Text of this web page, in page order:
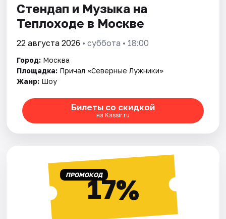
Стендап и Музыка на
Теплоходе в Москве
22 августа 2026 • суббота • 18:00
Город: Москва
Площадка: Причал «Северные Лужники»
Жанр: Шоу
Билеты со скидкой
на Kassir.ru
ПРОМОКОД17%